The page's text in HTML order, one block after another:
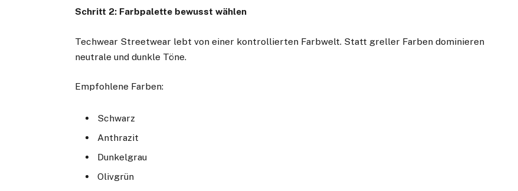
Schritt 2: Farbpalette bewusst wählen
Techwear Streetwear lebt von einer kontrollierten Farbwelt. Statt greller Farben dominieren
neutrale und dunkle Töne.
Empfohlene Farben:
Schwarz
Anthrazit
Dunkelgrau
Olivgrün